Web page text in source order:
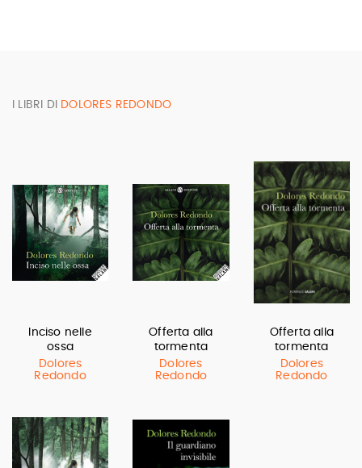
I LIBRI DI DOLORES REDONDO
Inciso nelle
ossa
Dolores
Redondo
Offerta alla
tormenta
Dolores
Redondo
Offerta alla
tormenta
Dolores
Redondo